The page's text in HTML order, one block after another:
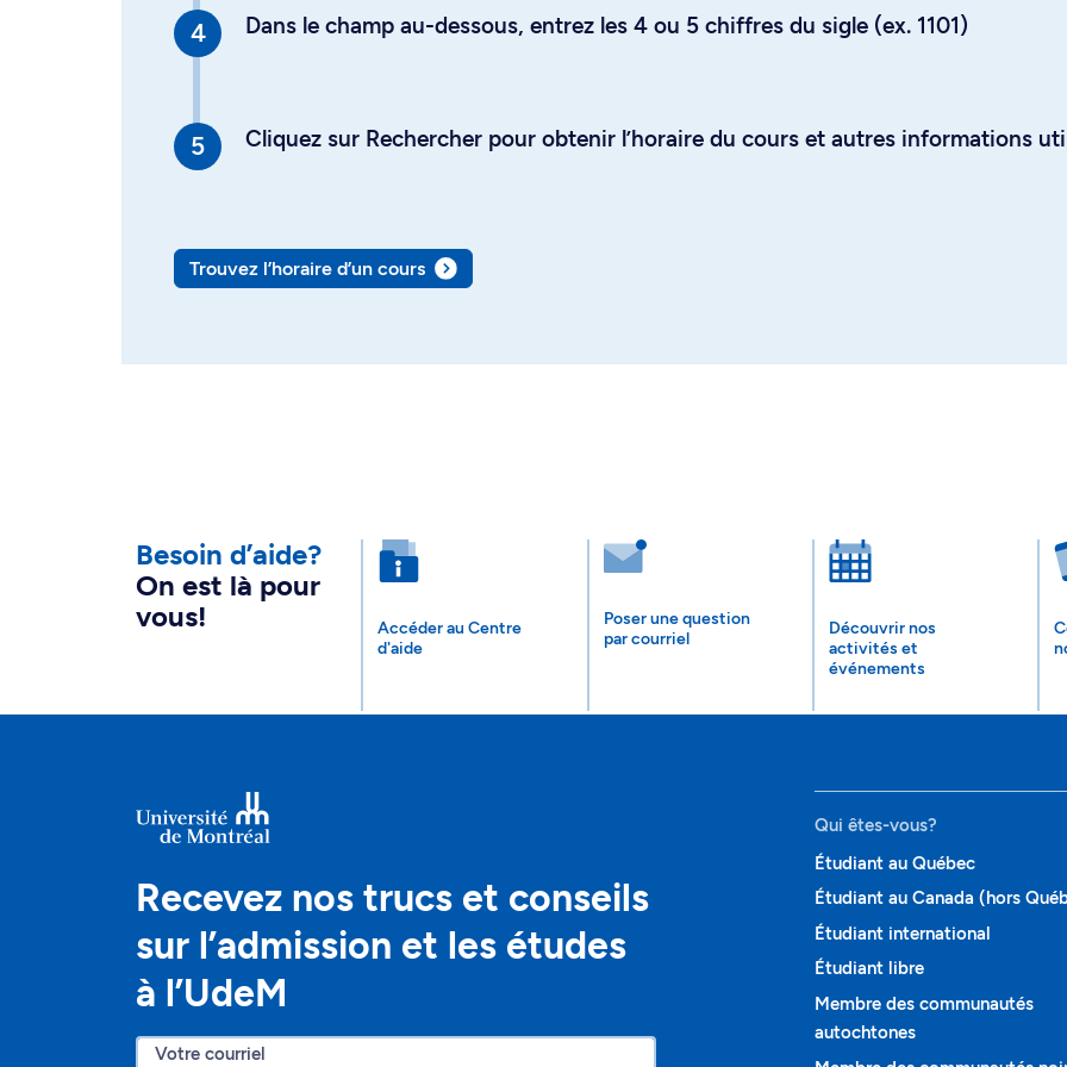
Dans le champ au-dessous, entrez les 4 ou 5 chiffres du sigle (ex. 1101)
Cliquez sur Rechercher pour obtenir l’horaire du cours et autres informations
Trouvez l’horaire d’un cours
Besoin d’aide?
On est là pour
vous!
Accéder au Centre
d'aide
Poser une question
par courriel
Découvrir nos
activités et
événements
Recevez nos trucs et conseils
sur l’admission et les études
à l’UdeM
Qui êtes-vous?
Étudiant au Québec
Étudiant au Canada (hors
Étudiant international
Étudiant libre
Membre des communautés
autochtones